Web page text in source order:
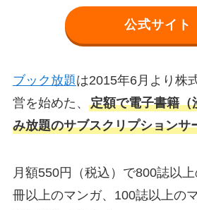
公式サイト
ブック放題は2015年6月より株
営を始めた、 定額で電子書籍（
み放題のサブスクリプションサ
月額550円（税込）で800誌以
冊以上のマンガ、100誌以上の